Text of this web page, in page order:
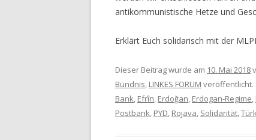
antikommunistische Hetze und
Erklärt Euch solidarisch mit der
Dieser Beitrag wurde am 10. Mai 2018
Bündnis, LINKES FORUM veröffentlicht.
Bank, Efrîn, Erdoğan, Erdogan-Regime,
Postbank, PYD, Rojava, Solidarität,